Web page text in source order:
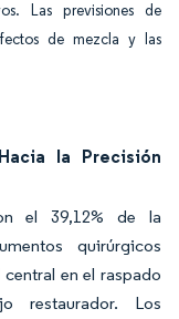
Las previsiones de
de mezcla y las
la Precisión
el 39,12% de la
quirúrgicos
en el raspado
restaurador. Los